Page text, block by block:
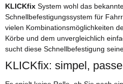
KLICKfix System wohl das
Schnellbefestigungssystem für
vielen Kombinationsmöglichkeiten
Körbe und dem unvergleichlich
sucht diese Schnellbefestigung
KLICKfix: simpel,